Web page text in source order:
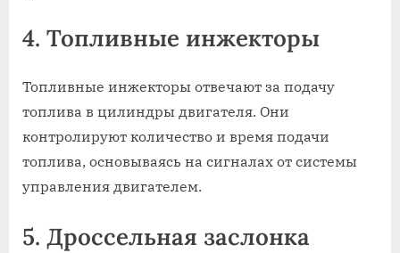
4. Топливные инжекторы
Топливные инжекторы отвечают за подачу
топлива в цилиндры двигателя. Они
контролируют количество и время подачи
топлива, основываясь на сигналах от системы
управления двигателем.
5. Дроссельная заслонка